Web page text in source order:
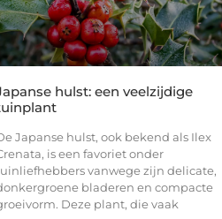
hulst: een veelzijdige
Japanse hulst, ook bekend als Ilex
is een favoriet onder
vanwege zijn delicate,
bladeren en compacte
Deze plant, die vaak